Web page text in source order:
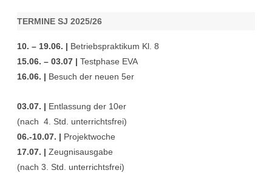
TERMINE SJ 2025/26
10. – 19.06. | Betriebspraktikum Kl. 8
15.06. – 03.07 | Testphase EVA
16.06. | Besuch der neuen 5er
03.07. | Entlassung der 10er
(nach 4. Std. unterrichtsfrei)
06.-10.07. | Projektwoche
17.07. | Zeugnisausgabe
(nach 3. Std. unterrichtsfrei)